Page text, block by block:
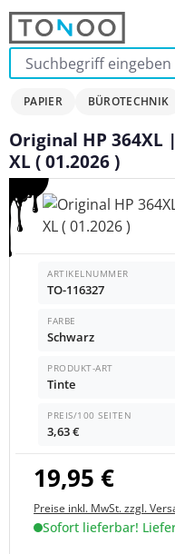
Zum Hauptinhalt
PAPIER BÜROTECHNIK
Original HP 364XL
XL ( 01.2026 )
Bildergalerie
ARTIKELNUMMER
TO-116327
FARBE
Schwarz
PRODUKT-ART
Tinte
PREIS/100 SEITEN
3,63 €
19,95 €
Preise inkl. MwSt. zzgl.
Sofort lieferbar!